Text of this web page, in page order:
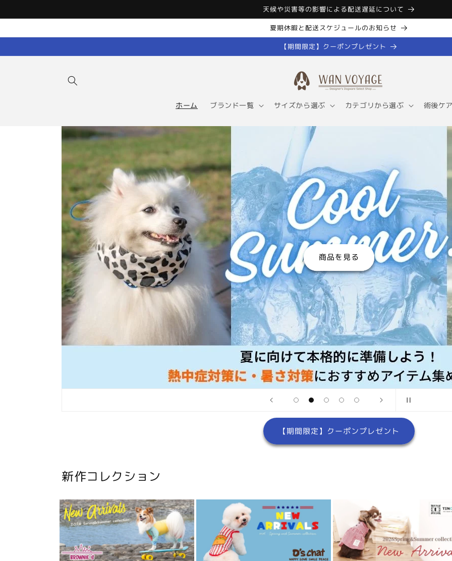
ツに進む
天候や災害等の影響による配送遅延について
夏期休暇と配送スケジュールのお知らせ
【期間限定】クーポンプレゼント
ホーム ブランド一覧 サイズから選ぶ カテゴリから選ぶ 術後ケ
商品を見る
【期間限定】クーポンプレゼント
新作コレクション